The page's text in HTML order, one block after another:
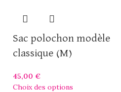
Sac polochon modèle
classique (M)
45,00 €
Choix des options